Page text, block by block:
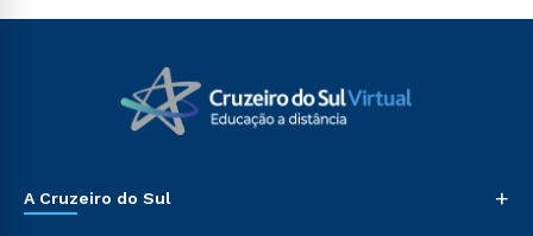
A Cruzeiro do Sul +